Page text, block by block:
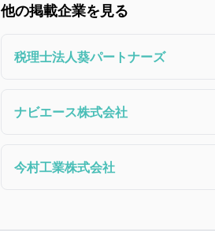
他の掲載企業を見る
税理士法人葵パートナーズ
ナビエース株式会社
今村工業株式会社